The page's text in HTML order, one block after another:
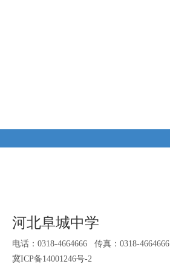
河北阜城中学
电话：0318-4664666 传真：0318-4664666
冀ICP备14001246号-2